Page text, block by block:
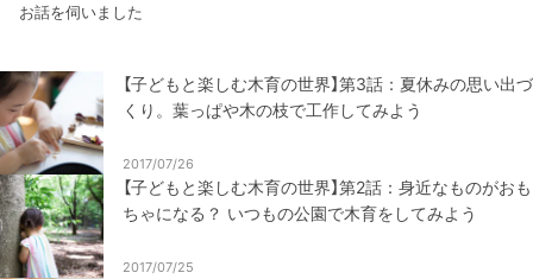
お話を伺いました
【子どもと楽しむ木育の世界】第3話：夏休みの思い出づ
くり。葉っぱや木の枝で工作してみよう
2017/07/26
【子どもと楽しむ木育の世界】第2話：身近なものがおも
ちゃになる？ いつもの公園で木育をしてみよう
2017/07/25